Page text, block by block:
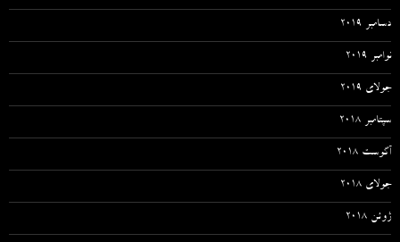
دسامبر 2019
نوامبر 2019
جولای 2019
سپتامبر 2018
آگوست 2018
جولای 2018
ژوئن 2018